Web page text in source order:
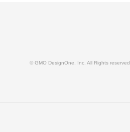
© GMO DesignOne, Inc. All Rights reserved.